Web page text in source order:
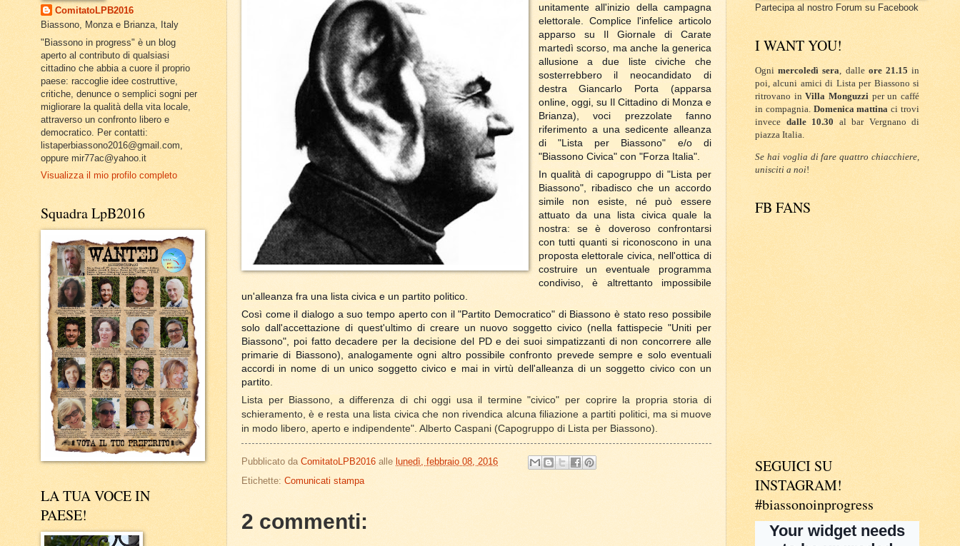
unitamente all'inizio della campagna
elettorale. Complice l'infelice articolo
apparso su Il Giornale di Carate
martedì scorso, ma anche la generica
allusione a due liste civiche che
sosterrebbero il neocandidato di
destra Giancarlo Porta (apparsa
online, oggi, su Il Cittadino di Monza e
Brianza), voci prezzolate fanno
riferimento a una sedicente alleanza
di "Lista per Biassono" e/o di
"Biassono Civica" con "Forza Italia".
In qualità di capogruppo di "Lista per
Biassono", ribadisco che un accordo
simile non esiste, né può essere
attuato da una lista civica quale la
nostra: se è doveroso confrontarsi
con tutti quanti si riconoscono in una
proposta elettorale civica, nell'ottica di
costruire un eventuale programma
condiviso, è altrettanto impossibile
un'alleanza fra una lista civica e un partito politico.
Così come il dialogo a suo tempo aperto con il "Partito Democratico" di Biassono è stato reso possibile
solo dall'accettazione di quest'ultimo di creare un nuovo soggetto civico (nella fattispecie "Uniti per
Biassono", poi fatto decadere per la decisione del PD e dei suoi simpatizzanti di non concorrere alle
primarie di Biassono), analogamente ogni altro possibile confronto prevede sempre e solo eventuali
accordi in nome di un unico soggetto civico e mai in virtù dell'alleanza di un soggetto civico con un
partito.
Lista per Biassono, a differenza di chi oggi usa il termine "civico" per coprire la propria storia di
schieramento, è e resta una lista civica che non rivendica alcuna filiazione a partiti politici, ma si muove
in modo libero, aperto e indipendente". Alberto Caspani (Capogruppo di Lista per Biassono).
Pubblicato da ComitatoLPB2016 alle lunedì, febbraio 08, 2016
Etichette: Comunicati stampa
2 commenti:
ComitatoLPB2016
Biassono, Monza e Brianza, Italy
"Biassono in progress" è un blog
aperto al contributo di qualsiasi
cittadino che abbia a cuore il proprio
paese: raccoglie idee costruttive,
critiche, denunce o semplici sogni per
migliorare la qualità della vita locale,
attraverso un confronto libero e
democratico. Per contatti:
listaperbiassono2016@gmail.com,
oppure mir77ac@yahoo.it
Visualizza il mio profilo completo
Squadra LpB2016
LA TUA VOCE IN
PAESE!
Partecipa al nostro Forum su Facebook
I WANT YOU!
Ognimercoledì sera , dalle ore 21.15 in
poi, alcuni amici di Lista per Biassono si
ritrovano inVilla Monguzzi per un caffé
in compagnia. Domenica mattina ci trovi
invece dalle 10.30 al bar Vergnano di
piazza Italia.
Se hai voglia di fare quattro chiacchiere,
unisciti a noi!
FB FANS
SEGUICI SU
INSTAGRAM!
#biassonoinprogress